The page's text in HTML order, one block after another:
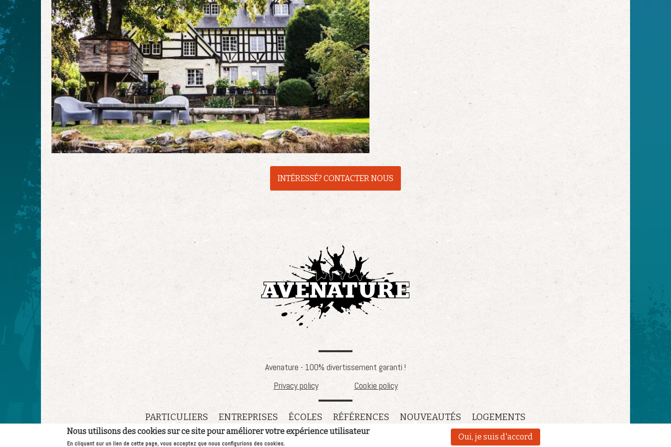
INTÉRESSÉ? CONTACTER NOUS
Avenature - 100% divertissement garanti !
Privacy policy
Cookie policy
PARTICULIERS ENTREPRISES ÉCOLES RÉFÉRENCES NOUVEAUTÉS LOGEMENTS
Nous utilisons des cookies sur ce site pour améliorer votre expérience utilisateur
En cliquant sur un lien de cette page, vous acceptez que nous configurions des cookies.
Oui, je suis d'accord